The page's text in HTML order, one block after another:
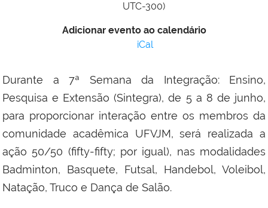
UTC-300)
Adicionar evento ao calendário
iCal
Durante a 7ª Semana da Integração: Ensino,
Pesquisa e Extensão (Sintegra), de 5 a 8 de junho,
para proporcionar interação entre os membros da
comunidade acadêmica UFVJM, será realizada a
ação 50/50 (fifty-fifty; por igual), nas modalidades
Badminton, Basquete, Futsal, Handebol, Voleibol,
Natação, Truco e Dança de Salão.